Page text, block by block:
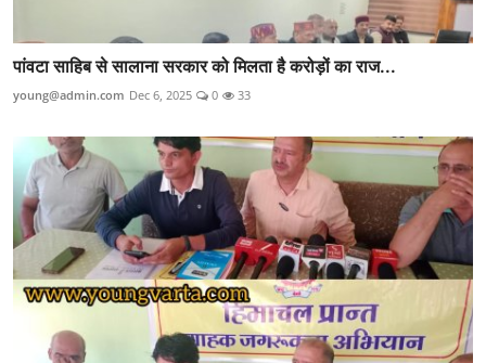
पांवटा साहिब से सालाना सरकार को मिलता है करोड़ों का राज...
young@admin.com Dec 6, 2025 0 33